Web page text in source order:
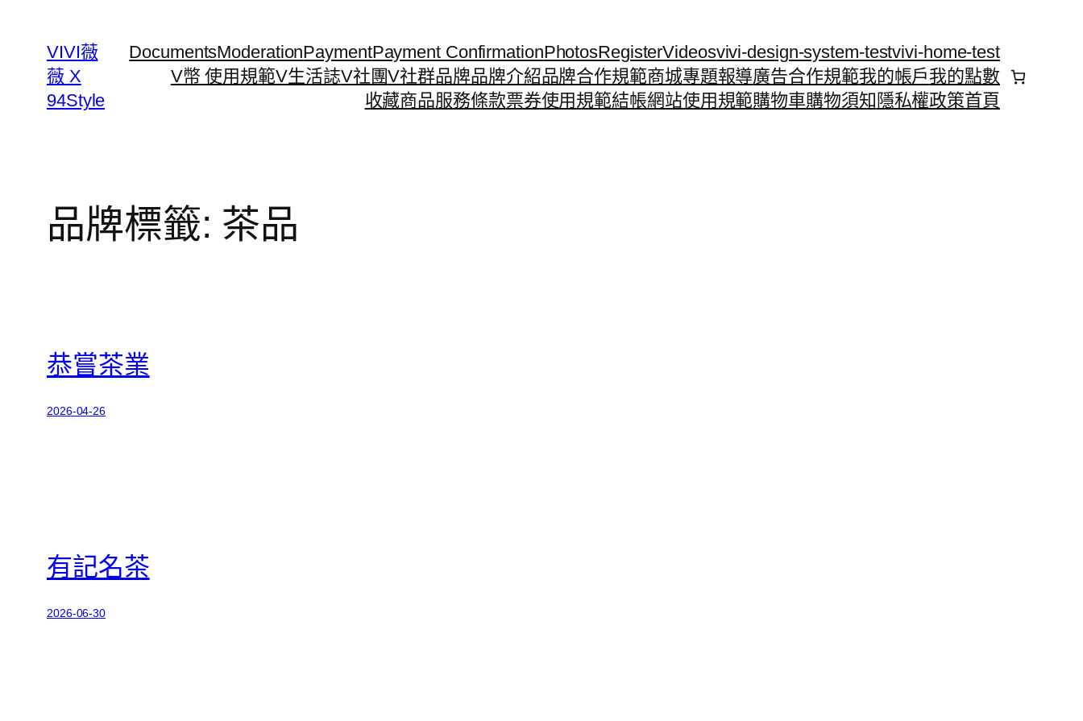
VIVI薇
薇 X
94Style
DocumentsModerationPaymentPayment ConfirmationPhotosRegisterVideosvivi-design-system-testvivi-home-test
V幣 使用規範V生活誌V社團V社群品牌品牌介紹品牌合作規範商城專題報導廣告合作規範我的帳戶我的點數
收藏商品服務條款票券使用規範結帳網站使用規範購物車購物須知 隱私權政策首頁
品牌標籤: 茶品
恭嘗茶業
2026-04-26
有記名茶
2026-06-30